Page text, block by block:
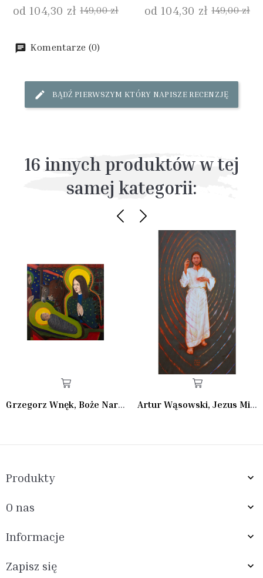
od 104,30 zł149,00 zł od 104,30 zł149,00 zł
Komentarze (0)
BĄDŹ PIERWSZYM KTÓRY NAPISZE RECENZJĘ
16 innych produktów w tej
samej kategorii:
Grzegorz Wnęk, Boże Narodzenie II Artur Wąsowski, Jezus Miłosierny
Produkty 
O nas 
Informacje 
Zapisz się 